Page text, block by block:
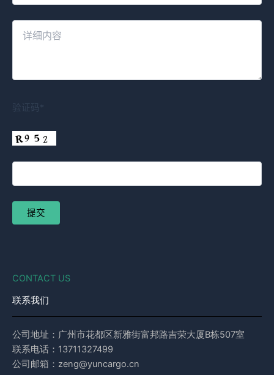
验证码*
CONTACT US
联系我们
公司地址：广州市花都区新雅街富邦路吉荣大厦B栋507室
联系电话：13711327499
公司邮箱：zeng@yuncargo.cn